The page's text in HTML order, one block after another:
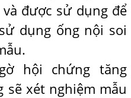
được sử dụng để
dụng ống nội soi
hội chứng tăng
sẽ xét nghiệm mẫu